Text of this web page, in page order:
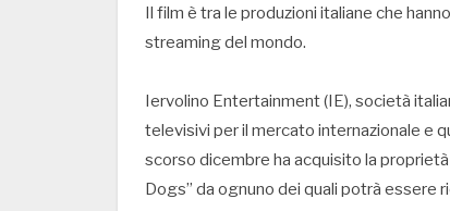
Il film è tra le produzioni italiane che
streaming del mondo.
Iervolino Entertainment (IE), società
televisivi per il mercato internazionale e
scorso dicembre ha acquisito la
Dogs” da ognuno dei quali potrà essere